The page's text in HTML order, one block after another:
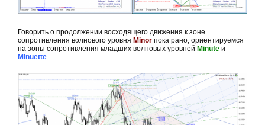
Говорить о продолжении восходящего движения к зоне
сопротивления волнового уровня Minor пока рано, ориентируемся
на зоны сопротивления младших волновых уровней Minute и
Minuette